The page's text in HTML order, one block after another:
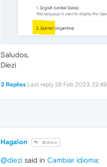
Saludos,
Diezi
2 Replies Last reply 26 Feb 2023, 22:49
Hagalon @diezi
@diezi said in Cambiar idioma: